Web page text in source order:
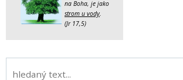
na Boha, je jako
strom u vody.
(Jr 17,5)